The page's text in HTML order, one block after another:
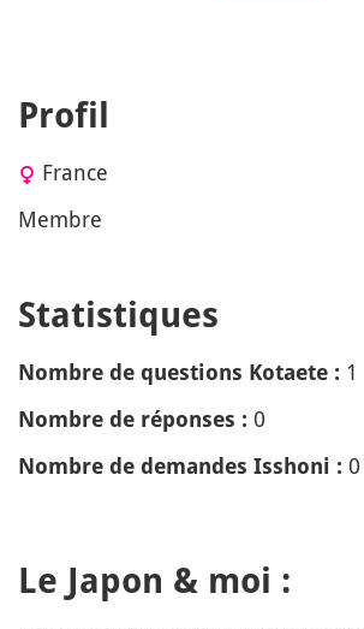
Profil
France
Membre
Statistiques
Nombre de questions Kotaete : 1
Nombre de réponses : 0
Nombre de demandes Isshoni : 0
Le Japon & moi :